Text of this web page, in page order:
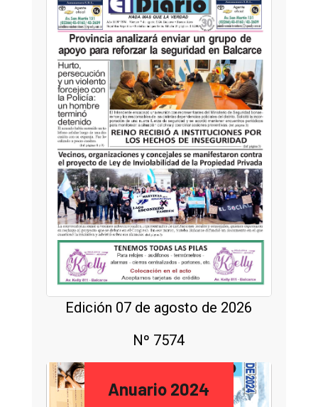
Edición 07 de agosto de 2026
Nº 7574
Anuario 2024